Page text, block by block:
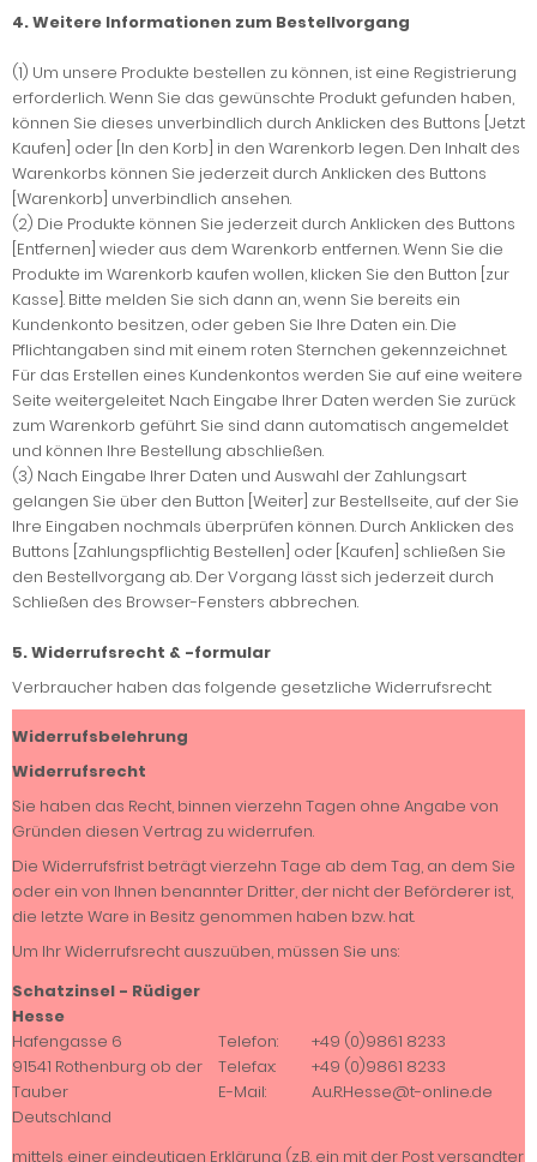
4. Weitere Informationen zum Bestellvorgang
(1) Um unsere Produkte bestellen zu können, ist eine Registrierung
erforderlich. Wenn Sie das gewünschte Produkt gefunden haben,
können Sie dieses unverbindlich durch Anklicken des Buttons [Jetzt
Kaufen] oder [In den Korb] in den Warenkorb legen. Den Inhalt des
Warenkorbs können Sie jederzeit durch Anklicken des Buttons
[Warenkorb] unverbindlich ansehen.
(2) Die Produkte können Sie jederzeit durch Anklicken des Buttons
[Entfernen] wieder aus dem Warenkorb entfernen. Wenn Sie die
Produkte im Warenkorb kaufen wollen, klicken Sie den Button [zur
Kasse]. Bitte melden Sie sich dann an, wenn Sie bereits ein
Kundenkonto besitzen, oder geben Sie Ihre Daten ein. Die
Pflichtangaben sind mit einem roten Sternchen gekennzeichnet.
Für das Erstellen eines Kundenkontos werden Sie auf eine weitere
Seite weitergeleitet. Nach Eingabe Ihrer Daten werden Sie zurück
zum Warenkorb geführt. Sie sind dann automatisch angemeldet
und können Ihre Bestellung abschließen.
(3) Nach Eingabe Ihrer Daten und Auswahl der Zahlungsart
gelangen Sie über den Button [Weiter] zur Bestellseite, auf der Sie
Ihre Eingaben nochmals überprüfen können. Durch Anklicken des
Buttons [Zahlungspflichtig Bestellen] oder [Kaufen] schließen Sie
den Bestellvorgang ab. Der Vorgang lässt sich jederzeit durch
Schließen des Browser-Fensters abbrechen.
5. Widerrufsrecht & -formular
Verbraucher haben das folgende gesetzliche Widerrufsrecht:
Widerrufsbelehrung
Widerrufsrecht
Sie haben das Recht, binnen vierzehn Tagen ohne Angabe von
Gründen diesen Vertrag zu widerrufen.
Die Widerrufsfrist beträgt vierzehn Tage ab dem Tag, an dem Sie
oder ein von Ihnen benannter Dritter, der nicht der Beförderer ist,
die letzte Ware in Besitz genommen haben bzw. hat.
Um Ihr Widerrufsrecht auszuüben, müssen Sie uns:
Schatzinsel - Rüdiger
Hesse
Hafengasse 6
91541 Rothenburg ob der
Tauber
Deutschland
Telefon:
Telefax:
E-Mail:
+49 (0)9861 8233
+49 (0)9861 8233
A.u.R.Hesse@t-online.de
mittels einer eindeutigen Erklärung (z.B. ein mit der Post versandter